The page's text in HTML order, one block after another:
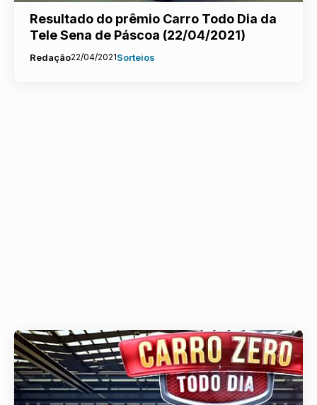
Resultado do prêmio Carro Todo Dia da
Tele Sena de Páscoa (22/04/2021)
Redação22/04/2021Sorteios